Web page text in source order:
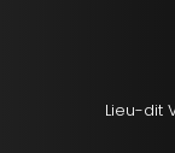
Lieu-dit